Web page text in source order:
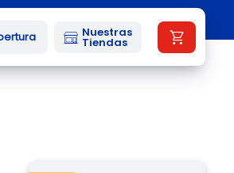
Nuestras
Tiendas